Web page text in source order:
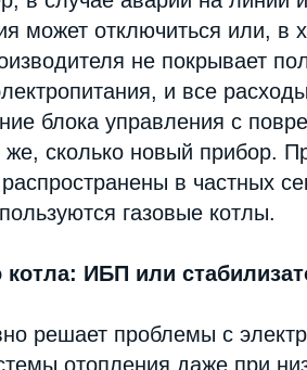
может отключиться или, в
не покрывает
и все
блока управления с
же, сколько новый прибор.
в частных
газовые котлы.
ИБП или
решает проблемы с
отопления даже при